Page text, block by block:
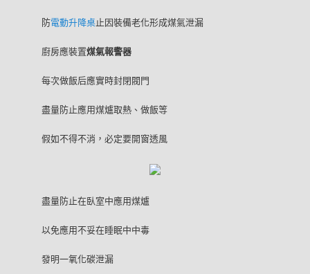
防電動升降桌止因裝備老化形成煤氣泄漏
廚房應裝置煤氣報警器
每次做飯后應實時封閉閥門
盡量防止應用煤爐取熱、做飯等
假如不得不消，必定要開窗透風
盡量防止在臥室中應用煤爐
以免應用不妥在睡眠中中毒
發明一氧化碳泄漏